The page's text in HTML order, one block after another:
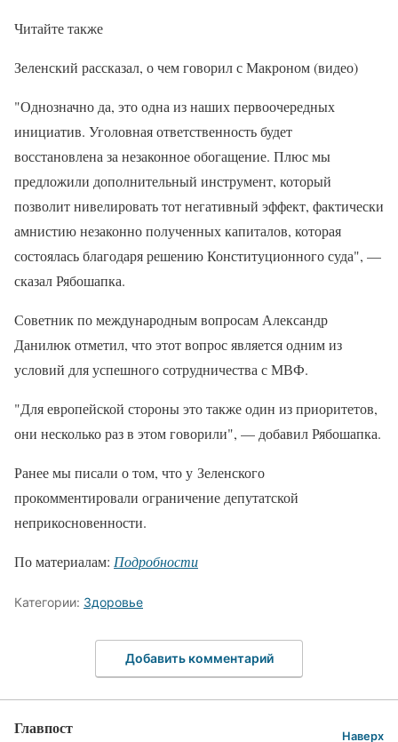
Читайте также
Зеленский рассказал, о чем говорил с Макроном (видео)
"Однозначно да, это одна из наших первоочередных
инициатив. Уголовная ответственность будет
восстановлена ​​за незаконное обогащение. Плюс мы
предложили дополнительный инструмент, который
позволит нивелировать тот негативный эффект, фактически
амнистию незаконно полученных капиталов, которая
состоялась благодаря решению Конституционного суда", —
сказал Рябошапка.
Советник по международным вопросам Александр
Данилюк отметил, что этот вопрос является одним из
условий для успешного сотрудничества с МВФ.
"Для европейской стороны это также один из приоритетов,
они несколько раз в этом говорили", — добавил Рябошапка.
Ранее мы писали о том, что у Зеленского
прокомментировали ограничение депутатской
неприкосновенности.
По материалам: Подробности
Категории: Здоровье
Добавить комментарий
Главпост Наверх